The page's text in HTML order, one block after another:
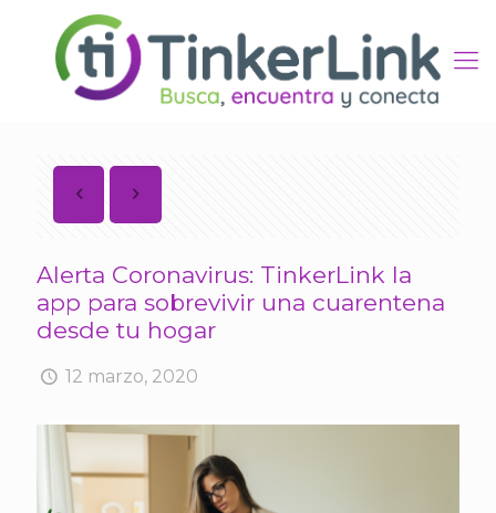
Alerta Coronavirus: TinkerLink la
app para sobrevivir una cuarentena
desde tu hogar
12 marzo, 2020